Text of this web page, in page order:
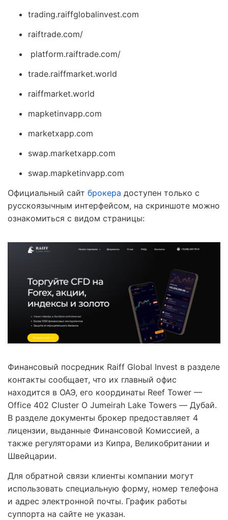
trading.raiffglobalinvest.com
raiftrade.com/
platform.raiftrade.com/
trade.raiffmarket.world
raiffmarket.world
mapketinvapp.com
marketxapp.com
swap.marketxapp.com
swap.mapketinvapp.com
Официальный сайт брокера доступен только с
русскоязычным интерфейсом, на скриншоте можно
ознакомиться с видом страницы:
Финансовый посредник Raiff Global Invest в разделе
контакты сообщает, что их главный офис
находится в ОАЭ, его координаты Reef Tower —
Office 402 Cluster O Jumeirah Lake Towers — Дубай.
В разделе документы брокер предоставляет 4
лицензии, выданные Финансовой Комиссией, а
также регуляторами из Кипра, Великобритании и
Швейцарии.
Для обратной связи клиенты компании могут
использовать специальную форму, номер телефона
и адрес электронной почты. График работы
суппорта на сайте не указан.